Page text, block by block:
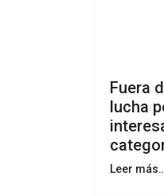
Fuera
lucha
Leer